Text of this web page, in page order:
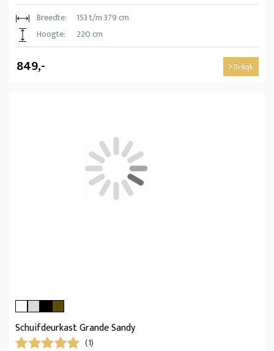
Breedte:
153 t/m 379 cm
Hoogte:
220 cm
849,- Bekijk
Schuifdeurkast Grande Sandy
(1)